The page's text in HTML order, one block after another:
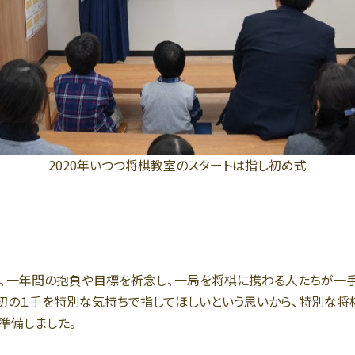
2020年いつつ将棋教室のスタートは指し初め式
一年間の抱負や目標を祈念し、一局を将棋に携わる人たちが一
の１手を特別な気持ちで指してほしいという思いから、特別な
備しました。